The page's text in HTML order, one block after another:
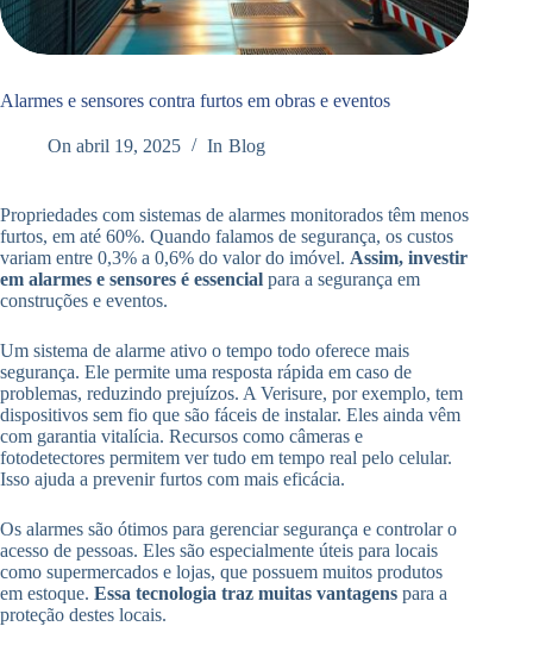
Alarmes e sensores contra furtos em obras e eventos
On abril 19, 2025 In Blog
Propriedades com sistemas de alarmes monitorados têm menos
furtos, em até 60%. Quando falamos de segurança, os custos
variam entre 0,3% a 0,6% do valor do imóvel. Assim, investir
em alarmes e sensores é essencial para a segurança em
construções e eventos.
Um sistema de alarme ativo o tempo todo oferece mais
segurança. Ele permite uma resposta rápida em caso de
problemas, reduzindo prejuízos. A Verisure, por exemplo, tem
dispositivos sem fio que são fáceis de instalar. Eles ainda vêm
com garantia vitalícia. Recursos como câmeras e
fotodetectores permitem ver tudo em tempo real pelo celular.
Isso ajuda a prevenir furtos com mais eficácia.
Os alarmes são ótimos para gerenciar segurança e controlar o
acesso de pessoas. Eles são especialmente úteis para locais
como supermercados e lojas, que possuem muitos produtos
em estoque. Essa tecnologia traz muitas vantagens para a
proteção destes locais.